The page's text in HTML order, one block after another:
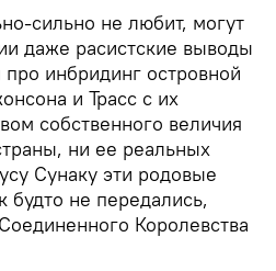
сильно не любит, могут
даже расистские выводы
инбридинг островной
и Трасс с их
собственного величия
ни ее реальных
Сунаку эти родовые
будто не передались,
Королевства